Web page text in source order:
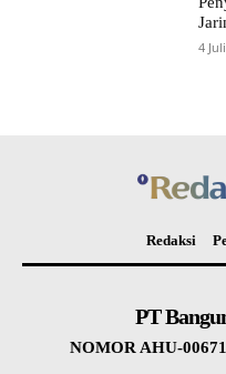
4
Redaksi
PT
NOMOR AHU-